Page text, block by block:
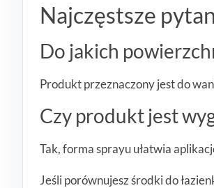
Najczęstsze
Do jakich
Produkt przeznaczony jest do
Czy produkt jest
Tak, forma sprayu ułatwia
Jeśli porównujesz środki do